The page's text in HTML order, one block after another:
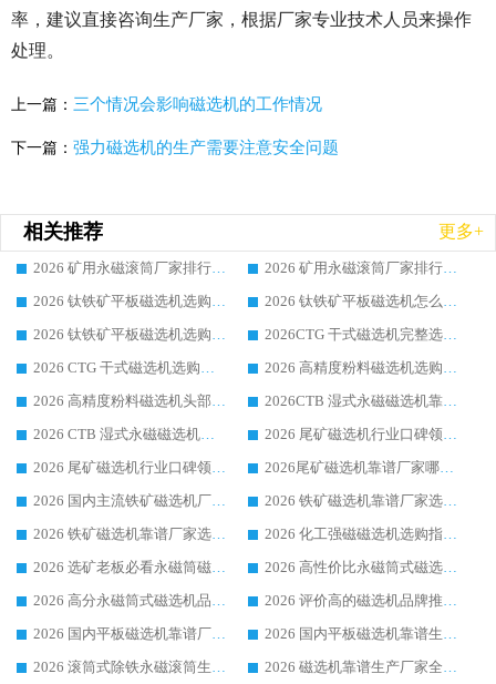
率，建议直接咨询生产厂家，根据厂家专业技术人员来操作
处理。
上一篇： 三个情况会影响磁选机的工作情况
下一篇： 强力磁选机的生产需要注意安全问题
相关推荐 更多+
2026 矿用永磁滚筒厂家排行榜选购干货指南 行业口碑标杆华体会手机网页版-华体会(中国) 实力出众
2026 矿用永磁滚筒厂家排行榜选购指南，行业口碑领域强者华体会手机网页版-华体会(中国)
2026 钛铁矿平板磁选机选购全攻略 市场公认优质品牌厂家实力排行榜
2026 钛铁矿平板磁选机怎么选 靠谱生产企业实力排行榜选购参考攻略
2026 钛铁矿平板磁选机选购指南 行业口碑优选品牌生产企业实力排行榜
2026CTG 干式磁选机完整选购指南 行业口碑顶尖靠谱生产龙头厂家实力推荐
2026 CTG 干式磁选机选购指南|行业口碑靠谱生产厂家领域强者推荐
2026 高精度粉料磁选机选购全攻略 行业优质品牌华体会手机网页版-华体会(中国) 实力深度解析
2026 高精度粉料磁选机头部厂家选购指南 行业口碑靠谱品牌推荐 领域强者华体会手机网页版-华体会(中国) 解析
2026CTB 湿式永磁磁选机靠谱厂家实力排行榜 铁矿选矿设备采购全流程选购指南
2026 CTB 湿式永磁磁选机选购指南|行业口碑良好品牌推荐，领域强者华体会手机网页版-华体会(中国)
2026 尾矿磁选机行业口碑领域强者，源头直供国内主流厂家华体会手机网页版-华体会(中国) 一站式服务
2026 尾矿磁选机行业口碑领域强者，源头直供国内主流厂家华体会手机网页版-华体会(中国) 一站式服务
2026尾矿磁选机靠谱厂家哪家好 行业口碑领域强者华体会手机网页版-华体会(中国) 推荐
2026 国内主流铁矿磁选机厂家选购指南|行业口碑好品牌推荐，领域强者华体会手机网页版-华体会(中国)
2026 铁矿磁选机靠谱厂家选购全攻略 行业标杆华体会手机网页版-华体会(中国) 设备性价比出众
2026 铁矿磁选机靠谱厂家选购指南，领域强者华体会手机网页版-华体会(中国) 铁矿磁选机性价比高
2026 化工强磁磁选机选购指南 5 家行业口碑靠谱厂家领域强者推荐
2026 选矿老板必看永磁筒磁选机推荐 行业头部品牌口碑设备选购全攻略
2026 高性价比永磁筒式磁选机品牌盘点 行业强者口碑实测选购完整指南
2026 高分永磁筒式磁选机品牌推荐 选矿设备强者对比测评采购避坑全攻略
2026 评价高的磁选机品牌推荐选购指南，永磁筒式磁选机设备领域强者全景行业口碑解析
2026 国内平板磁选机靠谱厂家排名 行业实测口碑设备按需选购全指南
2026 国内平板磁选机靠谱生产厂家推荐排名|行业口碑选购指南，领域强者按需选设备
2026 滚筒式除铁永磁滚筒生产厂家推荐排名|行业口碑选购指南，领域强者源头厂商精选
2026 磁选机靠谱生产厂家全梳理 分场景选型行业头部品牌选购参考攻略